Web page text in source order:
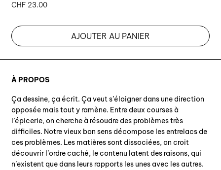
À PROPOS
Ça dessine, ça écrit. Ça veut s’éloigner dans une direction
opposée mais tout y ramène. Entre deux courses à
l’épicerie, on cherche à résoudre des problèmes très
difficiles. Notre vieux bon sens décompose les entrelacs de
ces problèmes. Les matières sont dissociées, on croit
découvrir l’ordre caché, le contenu latent des raisons, qui
n’existent que dans leurs rapports les unes avec les autres.
CHF 23.00
AJOUTER AU PANIER